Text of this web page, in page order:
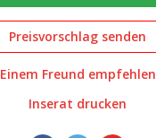
Preisvorschlag senden
Einem Freund empfehlen
Inserat drucken